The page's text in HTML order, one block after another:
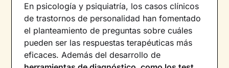
En psicología y psiquiatría, los casos clínicos
de trastornos de personalidad han fomentado
el planteamiento de preguntas sobre cuáles
pueden ser las respuestas terapéuticas más
eficaces. Además del desarrollo de